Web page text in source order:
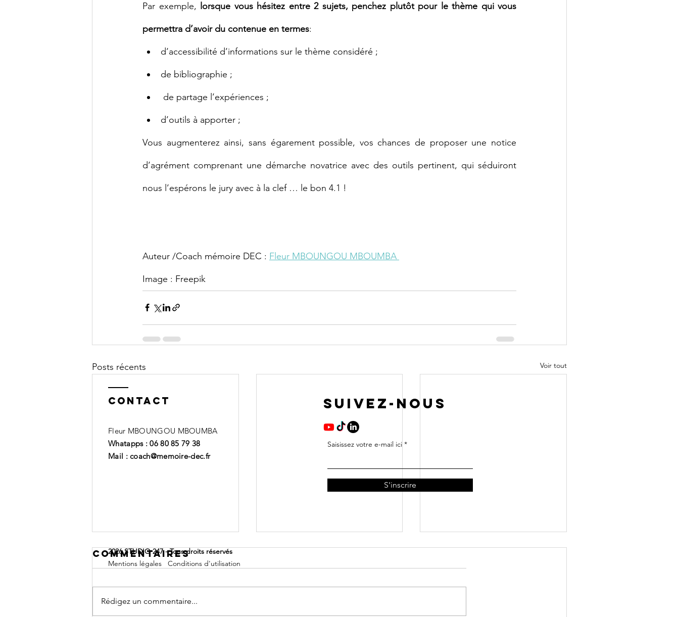
Par exemple, lorsque vous hésitez entre 2 sujets, penchez plutôt pour le thème qui vous
permettra d’avoir du contenue en termes:
d’accessibilité d’informations sur le thème considéré ;
de bibliographie ;
de partage l’expériences ;
d’outils à apporter ;
Vous augmenterez ainsi, sans égarement possible, vos chances de proposer une notice
d’agrément comprenant une démarche novatrice avec des outils pertinent, qui séduiront
nous l’espérons le jury avec à la clef … le bon 4.1 !
Auteur /Coach mémoire DEC : Fleur MBOUNGOU MBOUMBA
Image : Freepik
Posts récents Voir tout
Commentaires
Rédigez un commentaire...
Contact
Fleur MBOUNGOU MBOUMBA
Whatapps : 06 80 85 79 38
Mail : coach@memoire-dec.fr
SUIVEZ-NOUS
Saisissez votre e-mail ici
S'inscrire
2026 STUDIO 247 - Tous droits réservés
Mentions légales
Conditions d'utilisation